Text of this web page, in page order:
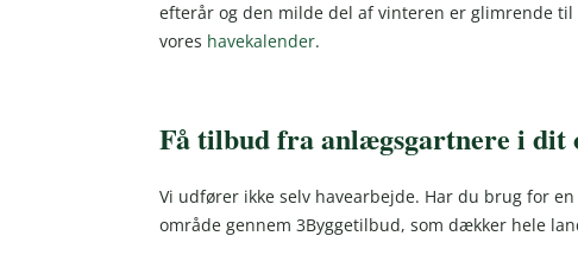
efterår og den milde del af vinteren er glimrende
vores havekalender.
Få tilbud fra anlægsgartnere i dit
Vi udfører ikke selv havearbejde. Har du brug for
område gennem 3Byggetilbud, som dækker hele